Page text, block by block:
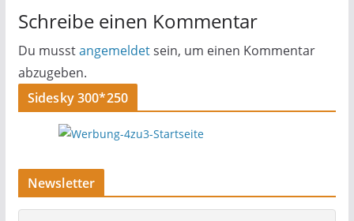
Schreibe einen Kommentar
Du musstangemeldetsein, um einen Kommentar
abzugeben.
Sidesky 300*250
Newsletter